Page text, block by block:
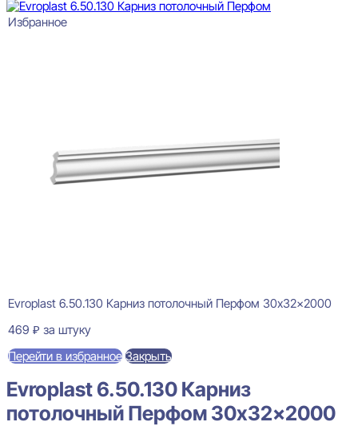
Избранное
Evroplast 6.50.130 Карниз потолочный Перфом 30x32x2000
469 ₽ за штуку
Перейти в избранное Закрыть
Evroplast 6.50.130 Карниз
потолочный Перфом 30x32x2000